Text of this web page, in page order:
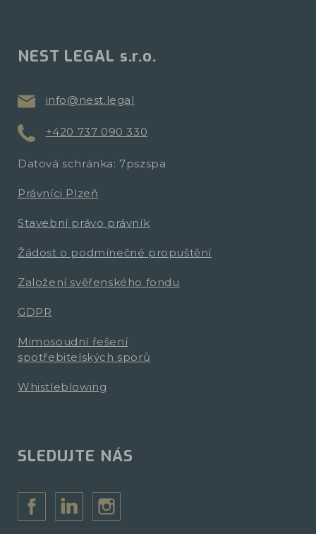
NEST LEGAL s.r.o.
info@nest.legal
+420 737 090 330
Datová schránka: 7pszspa
Právníci Plzeň
Stavební právo právník
Žádost o podmínečné propuštění
Založení svěřenského fondu
GDPR
Mimosoudní řešení
spotřebitelských sporů
Whistleblowing
SLEDUJTE NÁS